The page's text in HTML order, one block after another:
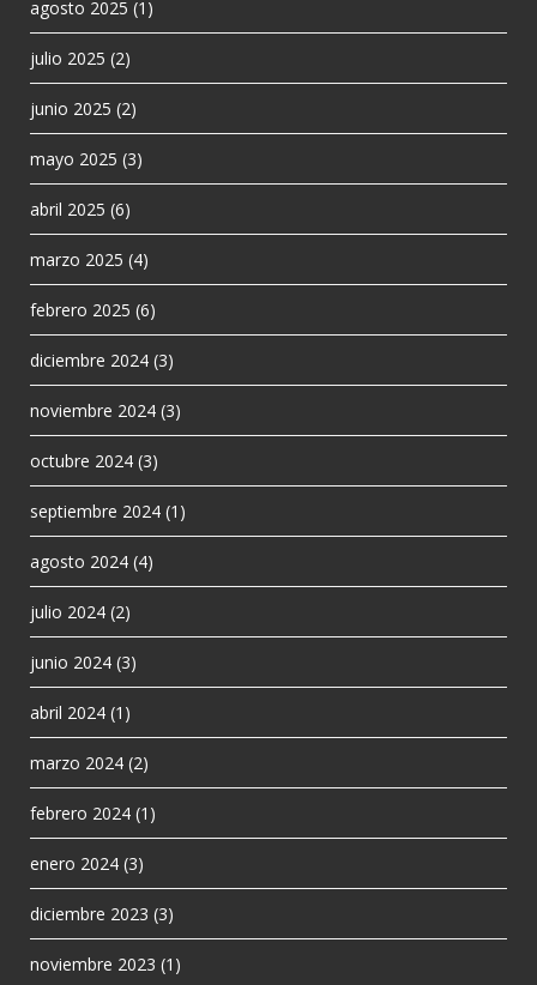
agosto 2025 (1)
julio 2025 (2)
junio 2025 (2)
mayo 2025 (3)
abril 2025 (6)
marzo 2025 (4)
febrero 2025 (6)
diciembre 2024 (3)
noviembre 2024 (3)
octubre 2024 (3)
septiembre 2024 (1)
agosto 2024 (4)
julio 2024 (2)
junio 2024 (3)
abril 2024 (1)
marzo 2024 (2)
febrero 2024 (1)
enero 2024 (3)
diciembre 2023 (3)
noviembre 2023 (1)